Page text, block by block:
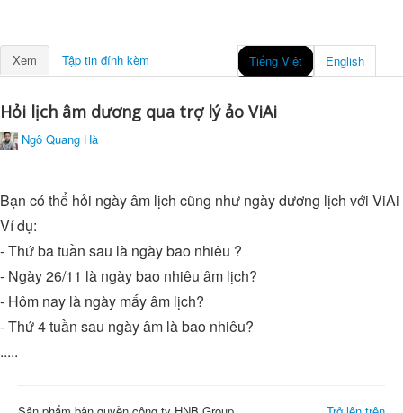
Xem Tập tin đính kèm English
Tiếng Việt
Hỏi lịch âm dương qua trợ lý ảo ViAi
Ngô Quang Hà
Bạn có thể hỏi ngày âm lịch cũng như ngày dương lịch với ViAi
Ví dụ:
- Thứ ba tuần sau là ngày bao nhiêu ?
- Ngày 26/11 là ngày bao nhiêu âm lịch?
- Hôm nay là ngày mấy âm lịch?
- Thứ 4 tuần sau ngày âm là bao nhiêu?
.....